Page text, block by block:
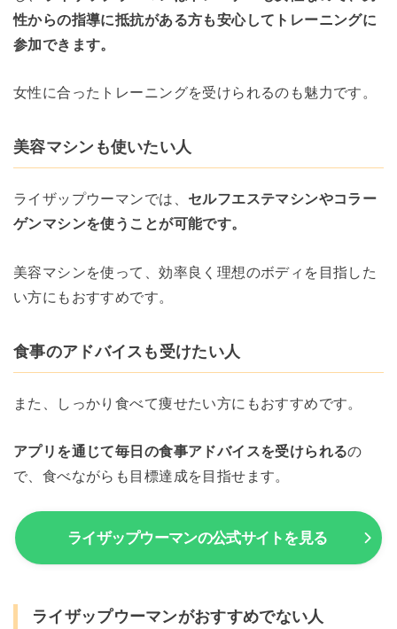
性からの指導に抵抗がある方も安心してトレーニングに
参加できます。
女性に合ったトレーニングを受けられるのも魅力です。
美容マシンも使いたい人
ライザップウーマンでは、 セルフエステマシンやコラー
ゲンマシンを使うことが可能です。
美容マシンを使って、効率良く理想のボディを目指した
い方にもおすすめです。
食事のアドバイスも受けたい人
また、しっかり食べて痩せたい方にもおすすめです。
アプリを通じて毎日の食事アドバイスを受けられるの
で、食べながらも目標達成を目指せます。
ライザップウーマンの公式サイトを見る
ライザップウーマンがおすすめでない人